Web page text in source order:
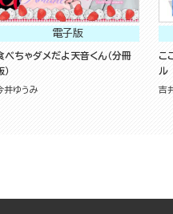
電子版
べちゃダメだよ天音くん（分冊
）
井ゆうみ
こ
ル
吉